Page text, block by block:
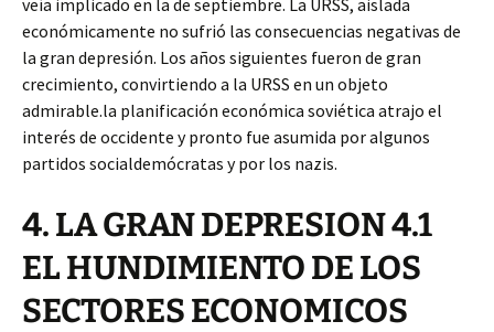
veía implicado en la de septiembre. La URSS, aislada
económicamente no sufrió las consecuencias negativas de
la gran depresión. Los años siguientes fueron de gran
crecimiento, convirtiendo a la URSS en un objeto
admirable.la planificación económica soviética atrajo el
interés de occidente y pronto fue asumida por algunos
partidos socialdemócratas y por los nazis.
4. LA GRAN DEPRESION 4.1
EL HUNDIMIENTO DE LOS
SECTORES ECONOMICOS